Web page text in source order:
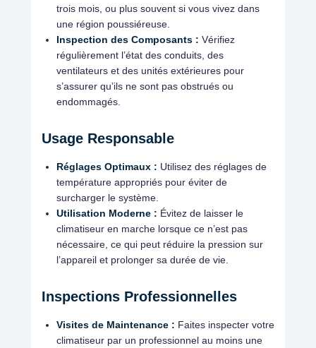
trois mois, ou plus souvent si vous vivez dans
une région poussiéreuse.
Inspection des Composants : Vérifiez
régulièrement l’état des conduits, des
ventilateurs et des unités extérieures pour
s’assurer qu’ils ne sont pas obstrués ou
endommagés.
Usage Responsable
Réglages Optimaux : Utilisez des réglages de
température appropriés pour éviter de
surcharger le système.
Utilisation Moderne : Évitez de laisser le
climatiseur en marche lorsque ce n’est pas
nécessaire, ce qui peut réduire la pression sur
l’appareil et prolonger sa durée de vie.
Inspections Professionnelles
Visites de Maintenance : Faites inspecter votre
climatiseur par un professionnel au moins une